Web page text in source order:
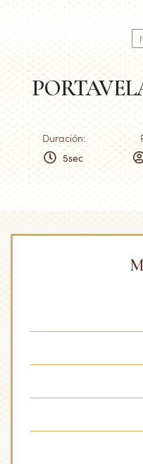
Duración:
5sec